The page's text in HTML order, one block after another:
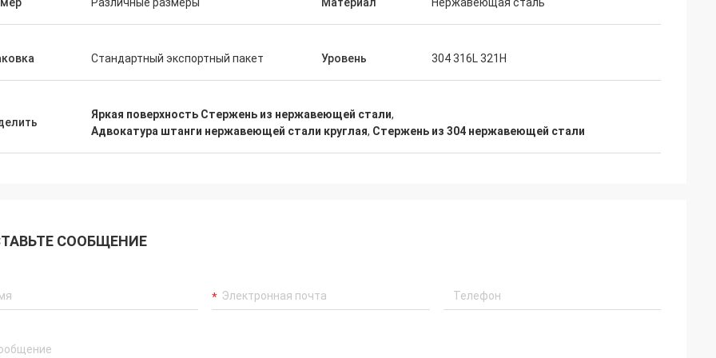
Стандартный экспортный пакет Уровень 304 316L 321H
Яркая поверхность Стержень из нержавеющей стали,
Адвокатура штанги нержавеющей стали круглая, Стержень из 304 нержавеющей стали
СООБЩЕНИЕ